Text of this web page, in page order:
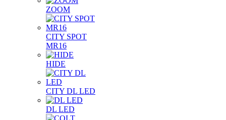
ZOOM
CITY SPOT
MR16
HIDE
CITY DL LED
DL LED